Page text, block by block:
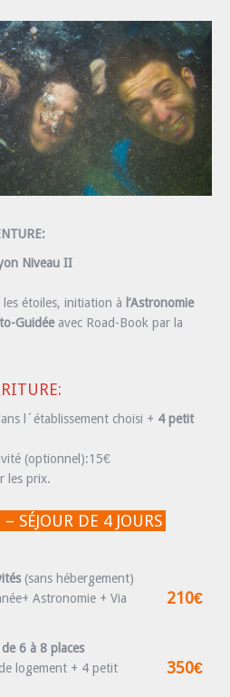
Niveau II
étoiles, initiation à l’Astronomie
Guidéeavec Road-Book par la
l´établissement choisi + 4 petit
(optionnel):15€
les prix.
SÉJOUR DE 4 JOURS
(sans hébergement)
Astronomie + Via
210€
6 à 8 places
logement + 4 petit
350€